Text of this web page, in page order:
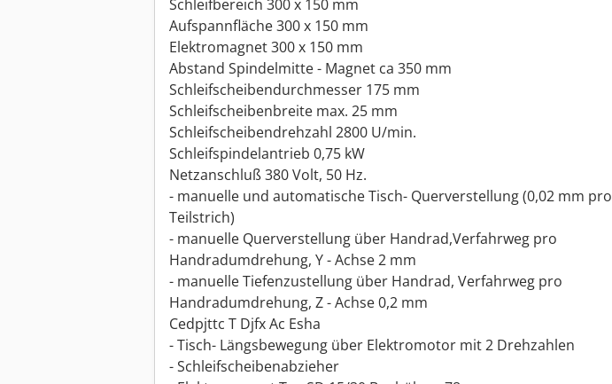
Schleifbereich 300 x 150 mm
Aufspannfläche 300 x 150 mm
Elektromagnet 300 x 150 mm
Abstand Spindelmitte - Magnet ca 350 mm
Schleifscheibendurchmesser 175 mm
Schleifscheibenbreite max. 25 mm
Schleifscheibendrehzahl 2800 U/min.
Schleifspindelantrieb 0,75 kW
Netzanschluß 380 Volt, 50 Hz.
- manuelle und automatische Tisch- Querverstellung (0,02 mm pro
Teilstrich)
- manuelle Querverstellung über Handrad,Verfahrweg pro
Handradumdrehung, Y - Achse 2 mm
- manuelle Tiefenzustellung über Handrad, Verfahrweg pro
Handradumdrehung, Z - Achse 0,2 mm
Cedpjttc T Djfx Ac Esha
- Tisch- Längsbewegung über Elektromotor mit 2 Drehzahlen
- Schleifscheibenabzieher